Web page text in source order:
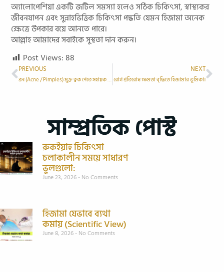
অ্যালোপেশিয়া একটি জটিল সমস্যা হলেও সঠিক চিকিৎসা, স্বাস্থ্যকর
জীবনযাপন এবং সুন্নাহভিত্তিক চিকিৎসা পদ্ধতি যেমন হিজামা অনেক
ক্ষেত্রে উপকার বয়ে আনতে পারে।
আল্লাহ আমাদের সবাইকে সুস্থতা দান করুন।
Post Views: 88
PREVIOUS
ব্রন (Acne / Pimples) মুক্ত ত্বক পেতে সহায়ক হিজামা থেরাপি।
NEXT
রোগ প্রতিরোধ ক্ষমতা বৃদ্ধিতে হিজামার ভূমিকা।
সাম্প্রতিক পোস্ট
রুকইয়াহ চিকিৎসা
চলাকালীন সময়ে সাধারণ
ভুলগুলো:
June 23, 2026 No Comments
হিজামা যেভাবে ব্যথা
কমায় (Scientific View)
June 8, 2026 No Comments